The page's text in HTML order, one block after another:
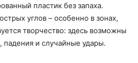
пластик без запаха.
углов – особенно в зонах,
творчество: здесь возможны
и случайные удары.